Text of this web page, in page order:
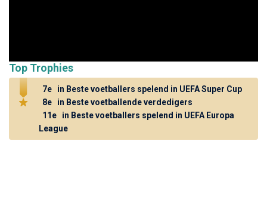
Top Trophies
7e
in Beste voetballers spelend in UEFA Super Cup
8e
in Beste voetballende verdedigers
11e
in Beste voetballers spelend in UEFA Europa
League